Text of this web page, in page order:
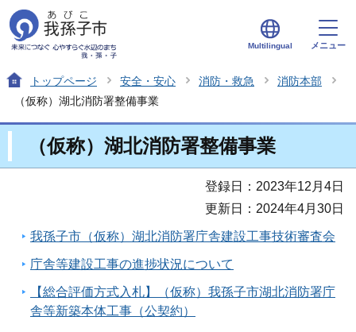
Multilingual メニュー
トップページ 安全・安心 消防・救急
消防本部
（仮称）湖北消防署整備事業
（仮称）湖北消防署整備事業
登録日：2023年12月4日
更新日：2024年4月30日
我孫子市（仮称）湖北消防署庁舎建設工事技術審査会
庁舎等建設工事の進捗状況について
【総合評価方式入札】（仮称）我孫子市湖北消防署庁
舎等新築本体工事（公契約）